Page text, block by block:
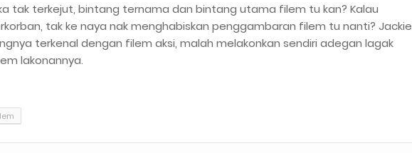
tak terkejut, bintang ternama dan bintang utama filem tu kan? Kalau
tak ke naya nak menghabiskan penggambaran filem tu nanti? Jackie
terkenal dengan filem aksi, malah melakonkan sendiri adegan lagak
lakonannya.